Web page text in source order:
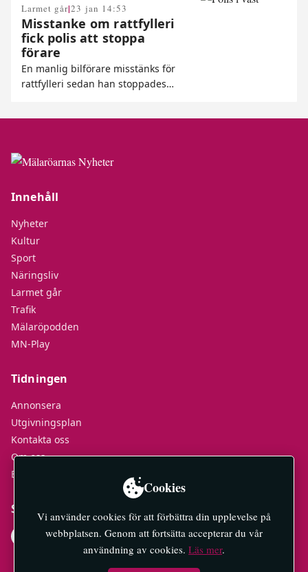
Larmet går|23 jan 14:53
Misstanke om rattfylleri
fick polis att stoppa
förare
En manlig bilförare misstänks för
rattfylleri sedan han stoppades…
Innehåll
Nyheter
Kultur
Sport
Näringsliv
Larmet går
Trafik
Mälaröpodden
MN-Play
Tidningen
Annonsera
Utgivningsplan
Kontakta oss
Om oss
E-tidningar
Socialt
Cookies
Vi använder cookies för att förbättra din upplevelse på
webbplatsen. Genom att fortsätta accepterar du vår
användning av cookies. Läs mer.